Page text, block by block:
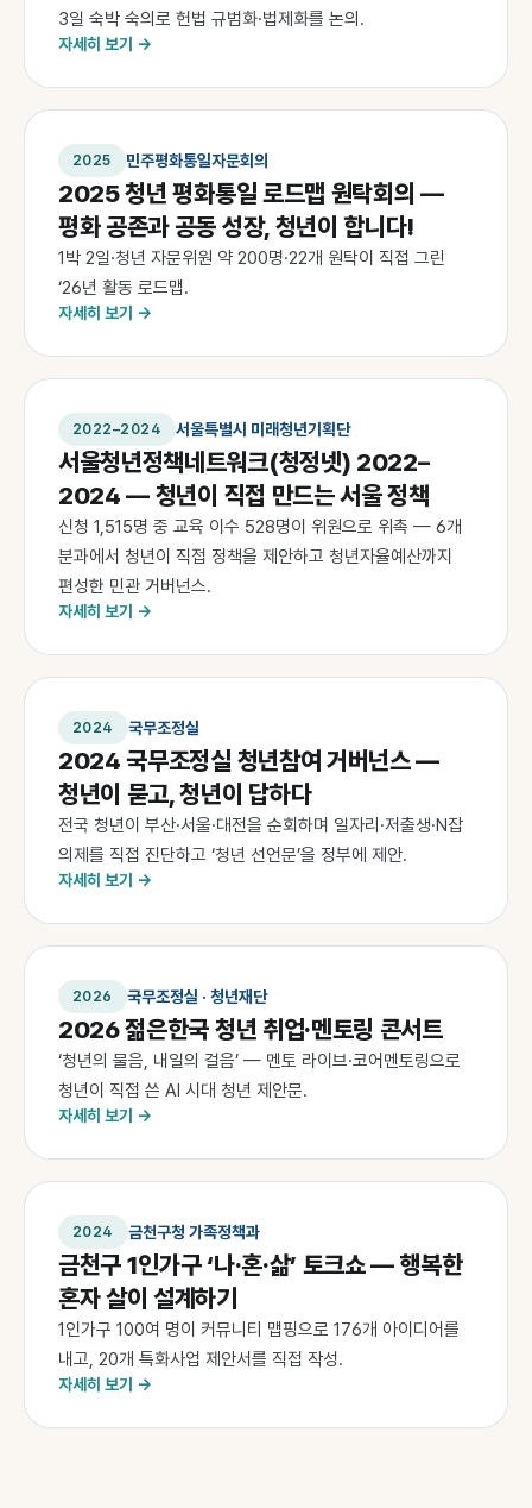
3일 숙박 숙의로 헌법 규범화·법제화를 논의.
자세히 보기 →
2025 민주평화통일자문회의
2025 청년 평화통일 로드맵 원탁회의 —
평화 공존과 공동 성장, 청년이 합니다!
1박 2일·청년 자문위원 약 200명·22개 원탁이 직접 그린
‘26년 활동 로드맵.
자세히 보기 →
2022–2024 서울특별시 미래청년기획단
서울청년정책네트워크(청정넷) 2022–
2024 — 청년이 직접 만드는 서울 정책
신청 1,515명 중 교육 이수 528명이 위원으로 위촉 — 6개
분과에서 청년이 직접 정책을 제안하고 청년자율예산까지
편성한 민관 거버넌스.
자세히 보기 →
2024 국무조정실
2024 국무조정실 청년참여 거버넌스 —
청년이 묻고, 청년이 답하다
전국 청년이 부산·서울·대전을 순회하며 일자리·저출생·N잡
의제를 직접 진단하고 ‘청년 선언문’을 정부에 제안.
자세히 보기 →
2026 국무조정실 · 청년재단
2026 젊은한국 청년 취업·멘토링 콘서트
‘청년의 물음, 내일의 걸음’ — 멘토 라이브·코어멘토링으로
청년이 직접 쓴 AI 시대 청년 제안문.
자세히 보기 →
2024 금천구청 가족정책과
금천구 1인가구 ‘나·혼·삶’ 토크쇼 — 행복한
혼자 살이 설계하기
1인가구 100여 명이 커뮤니티 맵핑으로 176개 아이디어를
내고, 20개 특화사업 제안서를 직접 작성.
자세히 보기 →